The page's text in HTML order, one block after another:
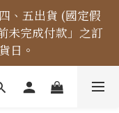
標示更新為原價，
。
、五出貨 (國定假
未完成付款」之訂
日。
元免運費！